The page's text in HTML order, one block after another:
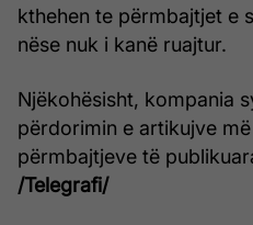
kthehen te përmbajtjet e
nëse nuk i kanë ruajtur.
Njëkohësisht, kompania
përdorimin e artikujve
përmbajtjeve të
/Telegrafi/